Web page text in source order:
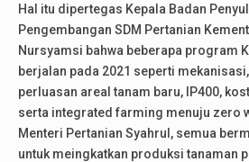
Hal itu dipertegas Kepala Badan
Pengembangan SDM Pertanian
Nursyamsi bahwa beberapa program
berjalan pada 2021 seperti
perluasan areal tanam baru, IP400,
serta integrated farming menuju zero
Menteri Pertanian Syahrul, semua
untuk meingkatkan produksi tanaman